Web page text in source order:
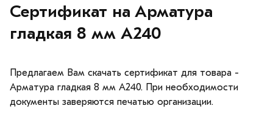
Сертификат на Арматура
гладкая 8 мм A240
Предлагаем Вам скачать сертификат для товара -
Арматура гладкая 8 мм A240. При необходимости
документы заверяются печатью организации.